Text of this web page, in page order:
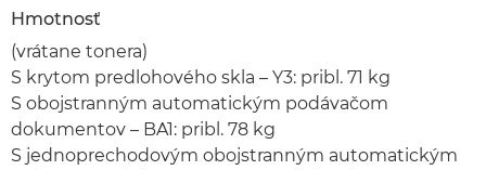
Hmotnosť
(vrátane tonera)
S krytom predlohového skla – Y3: pribl. 71 kg
S obojstranným automatickým podávačom
dokumentov – BA1: pribl. 78 kg
S jednoprechodovým obojstranným automatickým